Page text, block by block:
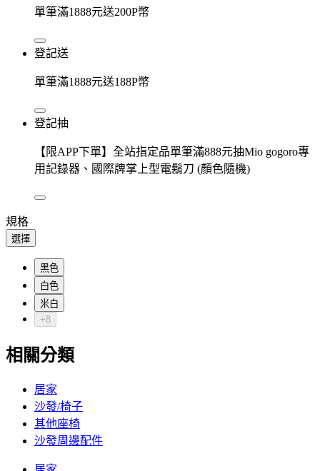
單筆滿1888元送200P幣
登記送
單筆滿1888元送188P幣
登記抽
【限APP下單】全站指定品單筆滿888元抽Mio gogoro專
用記錄器、國際牌掌上型電鬍刀 (顏色隨機)
規格
選擇
黑色
白色
米白
+8
相關分類
居家
沙發/椅子
其他座椅
沙發周邊配件